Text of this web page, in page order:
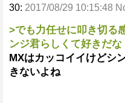
30: 2017/08/29 10:15:48
>でも力任せに叩き切る
ンジ君らしくて好きだな
MXはカッコイイけどシ
きないよね